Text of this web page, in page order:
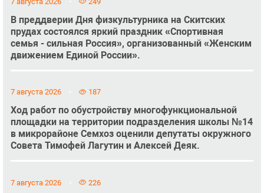
В преддверии Дня физкультурника на Скитских
прудах состоялся яркий праздник «Спортивная
семья - сильная Россия», организованный «Женским
движением Единой России».
7 августа 2026 187
Ход работ по обустройству многофункциональной
площадки на территории подразделения школы №14
в микрорайоне Семхоз оценили депутаты окружного
Совета Тимофей Лагутин и Алексей Деяк.
7 августа 2026 226